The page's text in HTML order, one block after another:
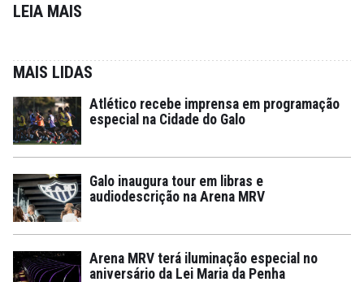
LEIA MAIS
MAIS LIDAS
Atlético recebe imprensa em programação
especial na Cidade do Galo
Galo inaugura tour em libras e
audiodescrição na Arena MRV
Arena MRV terá iluminação especial no
aniversário da Lei Maria da Penha